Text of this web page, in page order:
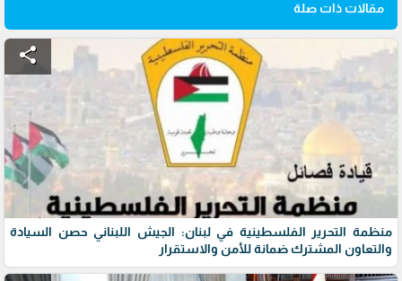
مقالات ذات صلة
share
منظمة التحرير الفلسطينية في لبنان: الجيش اللبناني حصن السيادة
والتعاون المشترك ضمانة للأمن والاستقرار